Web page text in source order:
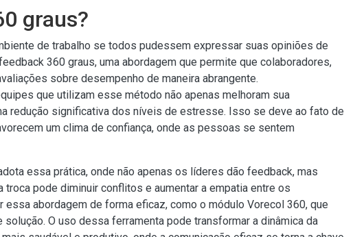
graus?
de trabalho se todos pudessem expressar suas opiniões de
360 graus, uma abordagem que permite que colaboradores,
sobre desempenho de maneira abrangente.
que utilizam esse método não apenas melhoram sua
redução significativa dos níveis de estresse. Isso se deve ao fato de
um clima de confiança, onde as pessoas se sentem
essa prática, onde não apenas os líderes dão feedback, mas
pode diminuir conflitos e aumentar a empatia entre os
abordagem de forma eficaz, como o módulo Vorecol 360, que
O uso dessa ferramenta pode transformar a dinâmica da